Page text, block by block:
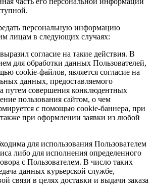
персональную информацию
лицам в следующих случаях:
согласие на такие действия. В
для обработки данных Пользователей,
cookie-файлов, является согласие на
данных, предоставляемого
путем совершения конклюдентных
пользования сайтом, о чем
с помощью cookie-баннера, при
при оформлении заявки из любой
для использования Пользователем
либо для исполнения определенного
с Пользователем. В число таких
данных курьерской службе,
связи в целях доставки и выдачи заказа